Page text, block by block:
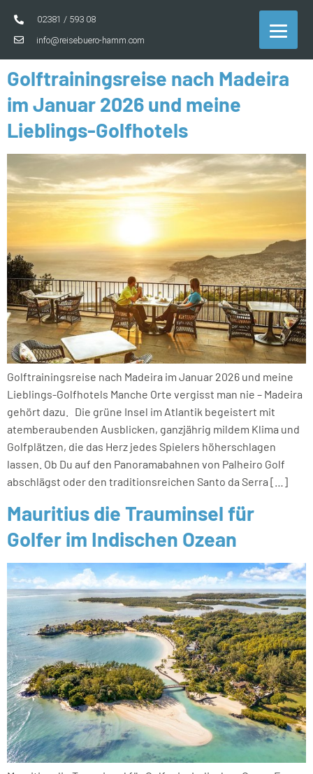
02381 / 593 08
info@reisebuero-hamm.com
Golftrainingsreise nach Madeira
im Januar 2026 und meine
Lieblings-Golfhotels​
Golftrainingsreise nach Madeira im Januar 2026 und meine
Lieblings-Golfhotels​ Manche Orte vergisst man nie – Madeira
gehört dazu. Die grüne Insel im Atlantik begeistert mit
atemberaubenden Ausblicken, ganzjährig mildem Klima und
Golfplätzen, die das Herz jedes Spielers höherschlagen
lassen. Ob Du auf den Panoramabahnen von Palheiro Golf
abschlägst oder den traditionsreichen Santo da Serra […]
Mauritius die Trauminsel für
Golfer im Indischen Ozean